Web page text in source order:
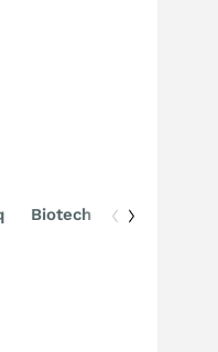
Biotech DAX